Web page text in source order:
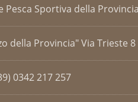
Pesca Sportiva della
della Provincia" Via Trieste
0342 217 257